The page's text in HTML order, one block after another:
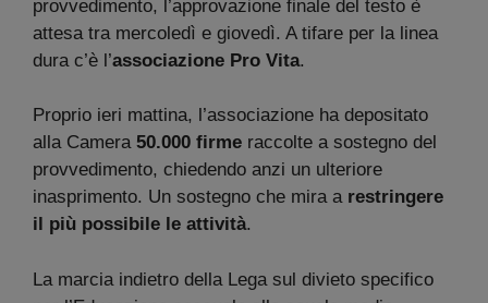
provvedimento, l’approvazione finale del testo è
attesa tra mercoledì e giovedì. A tifare per la linea
dura c’è l’associazione Pro Vita.
Proprio ieri mattina, l’associazione ha depositato
alla Camera 50.000 firme raccolte a sostegno del
provvedimento, chiedendo anzi un ulteriore
inasprimento. Un sostegno che mira a restringere
il più possibile le attività.
La marcia indietro della Lega sul divieto specifico